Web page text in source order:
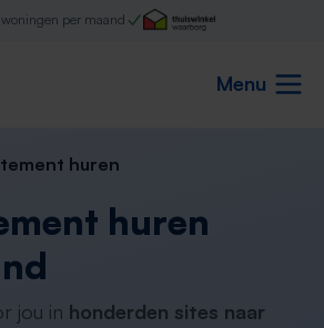
woningen per maand
Menu
huren
huren
jou in honderden sites naar